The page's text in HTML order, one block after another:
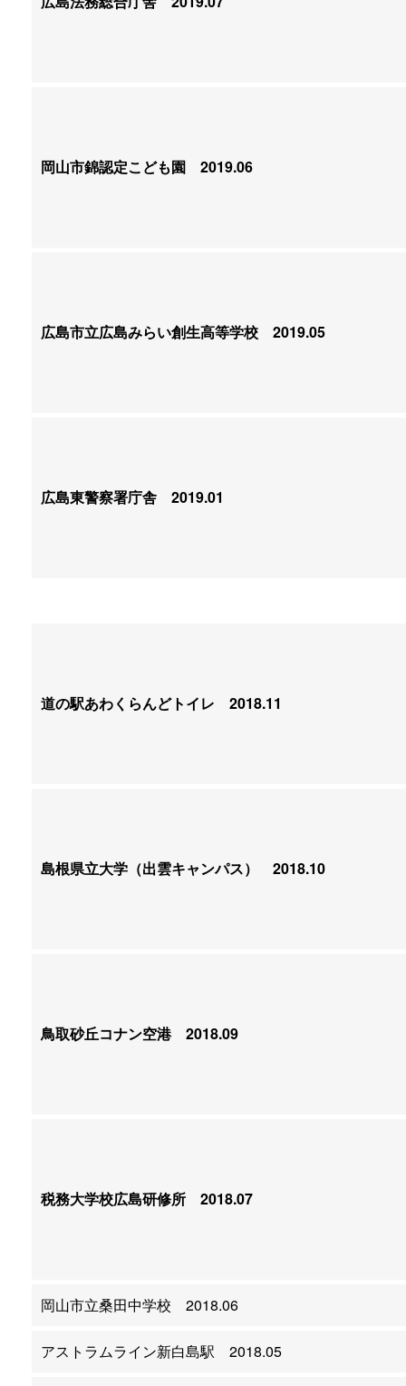
岡山市錦認定こども園 2019.06
広島市立広島みらい創生高等学校 2019.05
広島東警察署庁舎 2019.01
道の駅あわくらんどトイレ 2018.11
島根県立大学（出雲キャンパス） 2018.10
鳥取砂丘コナン空港2018.09
税務大学校広島研修所 2018.07
岡山市立桑田中学校 2018.06
アストラムライン新白島駅 2018.05